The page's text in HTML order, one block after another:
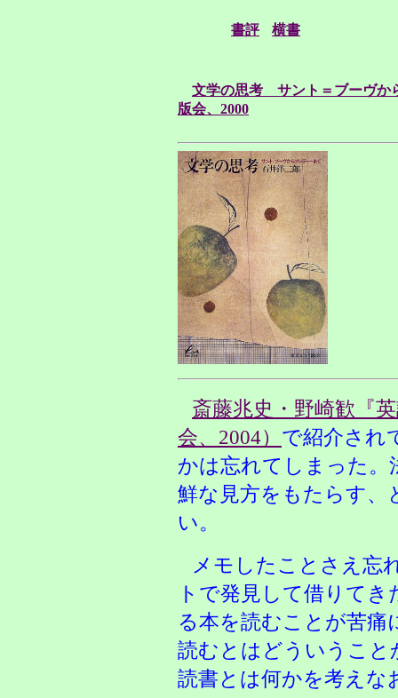
書評 横書
文学の思考 サント＝ブーヴか
版会、2000
斎藤兆史・野崎歓『
会、2004） で紹介され
かは忘れてしまった。
鮮な見方をもたらす、
い。
メモしたことさえ忘
トで発見して借りて
る本を読むことが苦痛
読むとはどういうこと
読書とは何かを考えな